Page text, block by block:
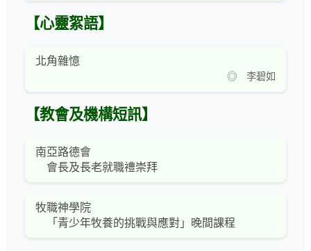
【心靈絮語】
北角雜憶
◎ 李碧如
【教會及機構短訊】
南亞路德會
會長及長老就職禮崇拜
牧職神學院
「青少年牧養的挑戰與應對」晚間課程